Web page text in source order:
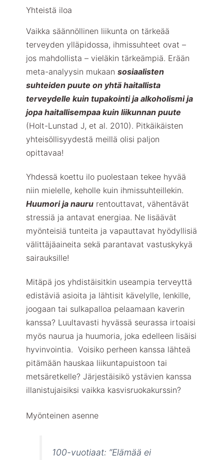
Yhteistä iloa
Vaikka säännöllinen liikunta on tärkeää
terveyden ylläpidossa, ihmissuhteet ovat –
jos mahdollista – vieläkin tärkeämpiä. Erään
meta-analyysin mukaansosiaalisten
suhteiden puute on yhtä haitallista
terveydelle kuin tupakointi ja alkoholismi ja
jopa haitallisempaa kuin liikunnan puute
(Holt-Lunstad J, et al. 2010). Pitkäikäisten
yhteisöllisyydestä meillä olisi paljon
opittavaa!
Yhdessä koettu ilo puolestaan tekee hyvää
niin mielelle, keholle kuin ihmissuhteillekin.
Huumori ja nauru rentouttavat, vähentävät
stressiä ja antavat energiaa. Ne lisäävät
myönteisiä tunteita ja vapauttavat hyödyllisiä
välittäjäaineita sekä parantavat vastuskykyä
sairauksille!
Mitäpä jos yhdistäisitkin useampia terveyttä
edistäviä asioita ja lähtisit kävelylle, lenkille,
joogaan tai sulkapalloa pelaamaan kaverin
kanssa? Luultavasti hyvässä seurassa irtoaisi
myös naurua ja huumoria, joka edelleen lisäisi
hyvinvointia. Voisiko perheen kanssa lähteä
pitämään hauskaa liikuntapuistoon tai
metsäretkelle? Järjestäisikö ystävien kanssa
illanistujaisiksi vaikka kasvisruokakurssin?
Myönteinen asenne
100-vuotiaat: ”Elämää ei